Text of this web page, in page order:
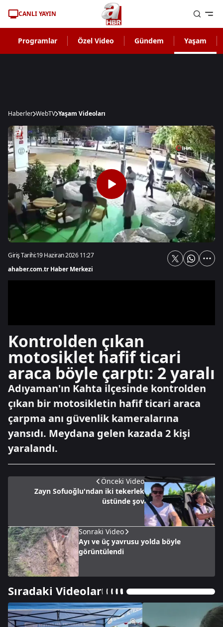
CANLI YAYIN
Programlar Özel Video Gündem Yaşam
Haberler WebTV Yaşam Videoları
Giriş Tarihi:19 Haziran 2026 11:27
ahaber.com.tr Haber Merkezi
Kontrolden çıkan
motosiklet hafif ticari
araca böyle çarptı: 2 yaralı
Adıyaman'ın Kahta ilçesinde kontrolden
çıkan bir motosikletin hafif ticari araca
çarpma anı güvenlik kameralarına
yansıdı. Meydana gelen kazada 2 kişi
yaralandı.
Önceki Video
Zayn Sofuoğlu'ndan iki tekerlek
üstünde şov
Sonraki Video
Ayı ve üç yavrusu yolda böyle
görüntülendi
Sıradaki Videolar